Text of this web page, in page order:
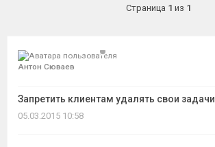
Страница 1 из 1
Антон Сюваев
Запретить клиентам удалять свои задачи
05.03.2015 10:58